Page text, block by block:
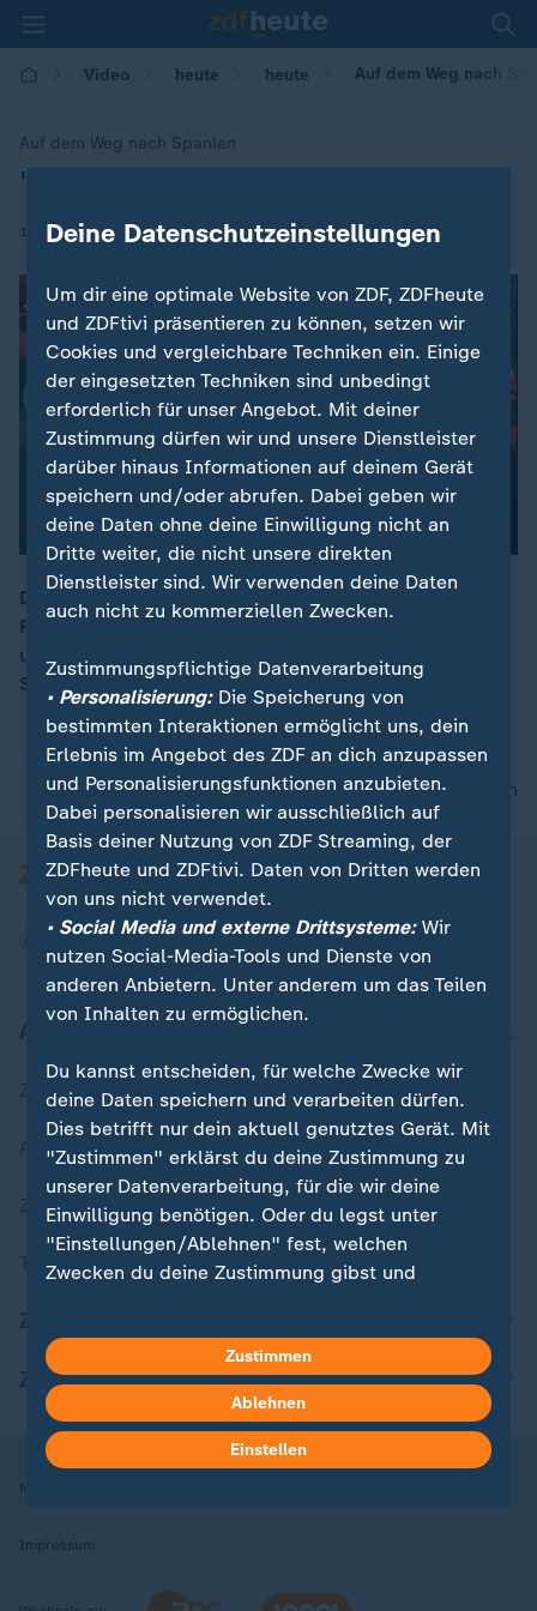
Video heute heute Auf dem Weg nach
Auf dem Weg nach Spanien
:"Aquarius"-Flüchtlinge umgestiegen
13.06.2018 | 07:10
00:04
Der Großteil der mehr als 600 Flüchtlinge auf dem
Rettungsschiff “Aquarius“ ist auf zwei andere Schiffe
umgestiegen. Alle drei sind nun unterwegs Richtung
Spanien.
nach oben
Zuletzt veröffentlicht
Aktuelle Sendungs-Videos
ZDFheute Stories
Themen im Überblick
ZDFheute Apps
Nutzungsbedingungen
Impressum
Deine Datenschutzeinstellungen
Um dir eine optimale Website von ZDF, ZDFheute
und ZDFtivi präsentieren zu können, setzen wir
Cookies und vergleichbare Techniken ein. Einige
der eingesetzten Techniken sind unbedingt
erforderlich für unser Angebot. Mit deiner
Zustimmung dürfen wir und unsere Dienstleister
darüber hinaus Informationen auf deinem Gerät
speichern und/oder abrufen. Dabei geben wir
deine Daten ohne deine Einwilligung nicht an
Dritte weiter, die nicht unsere direkten
Dienstleister sind. Wir verwenden deine Daten
auch nicht zu kommerziellen Zwecken.
Zustimmungspflichtige Datenverarbeitung
• Personalisierung:Die Speicherung von
bestimmten Interaktionen ermöglicht uns, dein
Erlebnis im Angebot des ZDF an dich anzupassen
und Personalisierungsfunktionen anzubieten.
Dabei personalisieren wir ausschließlich auf
Basis deiner Nutzung von ZDF Streaming, der
ZDFheute und ZDFtivi. Daten von Dritten werden
von uns nicht verwendet.
• Social Media und externe Drittsysteme:Wir
nutzen Social-Media-Tools und Dienste von
anderen Anbietern. Unter anderem um das Teilen
von Inhalten zu ermöglichen.
Du kannst entscheiden, für welche Zwecke wir
deine Daten speichern und verarbeiten dürfen.
Dies betrifft nur dein aktuell genutztes Gerät. Mit
"Zustimmen" erklärst du deine Zustimmung zu
unserer Datenverarbeitung, für die wir deine
Einwilligung benötigen. Oder du legst unter
"Einstellungen/Ablehnen" fest, welchen
Zwecken du deine Zustimmung gibst und
in deinen Einstellungen widerrufen oder ändern.
Hier findest du das Impressum.
Weitere Informationen findest du in unserer
Datenschutzerklärung.
Zustimmen
Ablehnen
Einstellen